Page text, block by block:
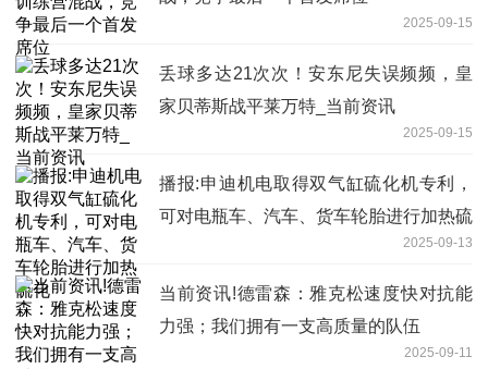
2025-09-15
丢球多达21次次！安东尼失误频频，皇
家贝蒂斯战平莱万特_当前资讯
2025-09-15
播报:申迪机电取得双气缸硫化机专利，
可对电瓶车、汽车、货车轮胎进行加热硫
2025-09-13
当前资讯!德雷森：雅克松速度快对抗能
力强；我们拥有一支高质量的队伍
2025-09-11